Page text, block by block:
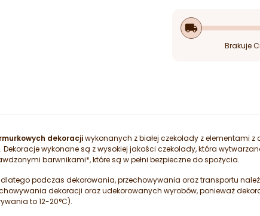
local_shipping
Brakuje Ci
dekoracjiwykonanych z białej czekolady z elementami z
wykonane są z wysokiej jakości czekolady, która
barwnikami*, które są w pełni bezpieczne do spożycia.
podczas dekorowania, przechowywania oraz transportu
dekoracji oraz udekorowanych wyrobów, ponieważ
to 12-20°C).